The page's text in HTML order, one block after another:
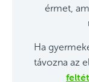
érmet,
Ha
távozna az